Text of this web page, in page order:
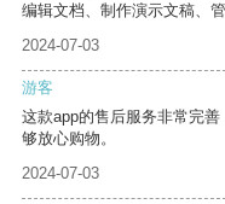
编辑文档、制作演示文稿、
2024-07-03
游客
这款app的售后服务非常完
够放心购物。
2024-07-03